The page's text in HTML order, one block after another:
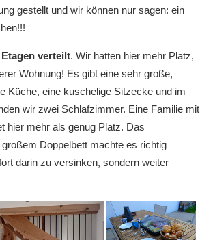
gestellt und wir können nur sagen: ein
verteilt. Wir hatten hier mehr Platz,
Wohnung! Es gibt eine sehr große,
Küche, eine kuschelige Sitzecke und im
wir zwei Schlafzimmer. Eine Familie mit
hier mehr als genug Platz. Das
Doppelbett machte es richtig
darin zu versinken, sondern weiter